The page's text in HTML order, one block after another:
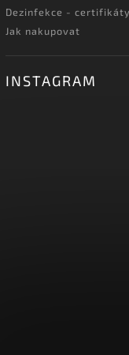
Dezinfekce - certifikáty
Jak nakupovat
INSTAGRAM